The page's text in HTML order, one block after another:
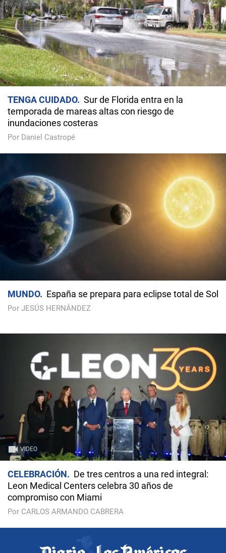
TENGA CUIDADO
Sur de Florida entra en la
temporada de mareas altas con riesgo de
inundaciones costeras
Por Daniel Castropé
MUNDO España se prepara para eclipse total de Sol
Por JESÚS HERNÁNDEZ
VIDEO
CELEBRACIÓN
De tres centros a una red integral:
Leon Medical Centers celebra 30 años de
compromiso con Miami
Por CARLOS ARMANDO CABRERA